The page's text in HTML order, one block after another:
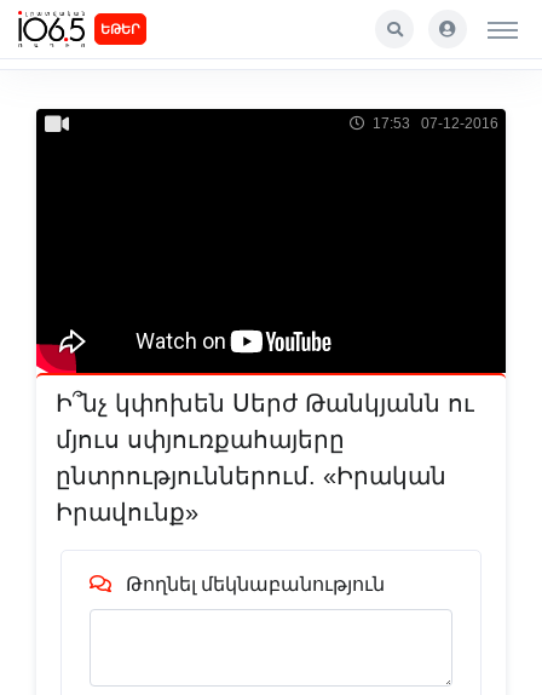
ԵԹԵՐ
17:53 07-12-2016
Ի՞նչ կփոխեն Սերժ Թանկյանն ու
մյուս սփյուռքահայերը
ընտրություններում. «Իրական
Իրավունք»
Թողնել մեկնաբանություն